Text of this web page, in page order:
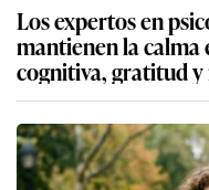
Los expertos en
mantienen la calma
cognitiva, gratitud